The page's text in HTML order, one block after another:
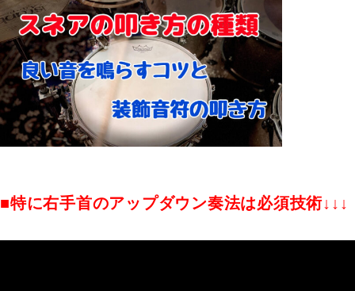
■特に右手首のアップダウン奏法は必須技術↓↓↓